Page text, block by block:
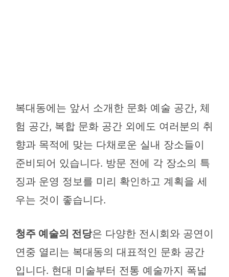
복대동에는 앞서 소개한 문화 예술 공간, 체
험 공간, 복합 문화 공간 외에도 여러분의 취
향과 목적에 맞는 다채로운 실내 장소들이
준비되어 있습니다. 방문 전에 각 장소의 특
징과 운영 정보를 미리 확인하고 계획을 세
우는 것이 좋습니다.
청주 예술의 전당은 다양한 전시회와 공연이
연중 열리는 복대동의 대표적인 문화 공간
입니다. 현대 미술부터 전통 예술까지 폭넓